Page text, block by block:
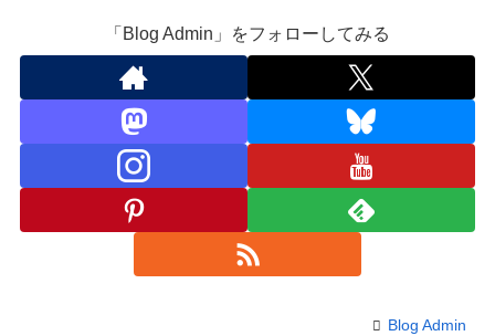
「Blog Admin」をフォローしてみる
Blog Admin